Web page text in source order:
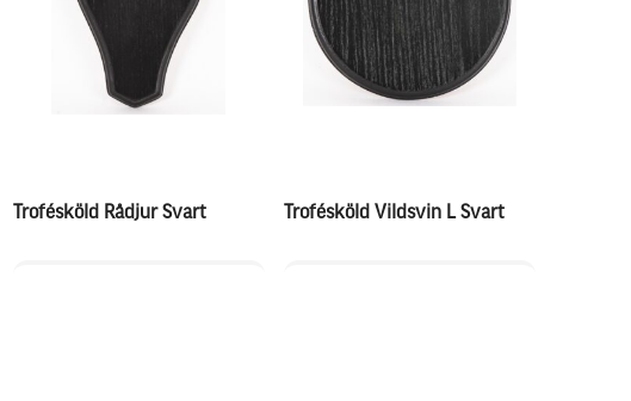
Trofésköld Rådjur Svart Trofésköld Vildsvin L Svart